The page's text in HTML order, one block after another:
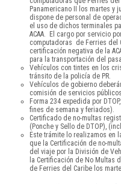
Panamericano II los martes y
dispone de personal de
el uso de dichos terminales
ACAA. El cargo por servicio
computadoras de Ferries del
certificación negativa de la
para la transportación del
Vehículos con tintes en los
tránsito de la policía de PR.
Vehículos de gobierno
comisión de servicios
Forma 234 expedida por
fines de semana y feriados).
Certificado de no-multas
(Ponche y Sello de DTOP),
Este trámite lo realizamos en
que la Certificación de no-
del viaje por la División de
la Certificación de No Multas
de Ferries del Caribe los